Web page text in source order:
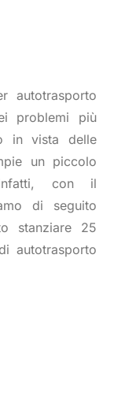
autotrasporto
problemi più
in vista delle
un piccolo
con il
di seguito
stanziare 25
autotrasporto